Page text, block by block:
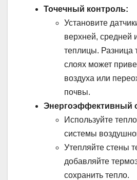
Точечный контроль:
Установите
верхней, средней
теплицы. Разница
слоях может
воздуха или
почвы.
Энергоэффективный
Используйте
системы
Утепляйте стены
добавляйте
сохранить тепло.